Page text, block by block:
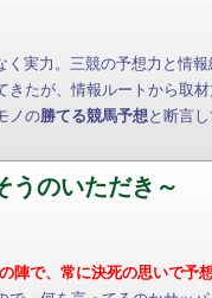
く実力。三競の予想力と情報
きたが、情報ルートから取
ノの勝てる競馬予想 と断言
うのいただき～
陣で、常に決死の思いで予